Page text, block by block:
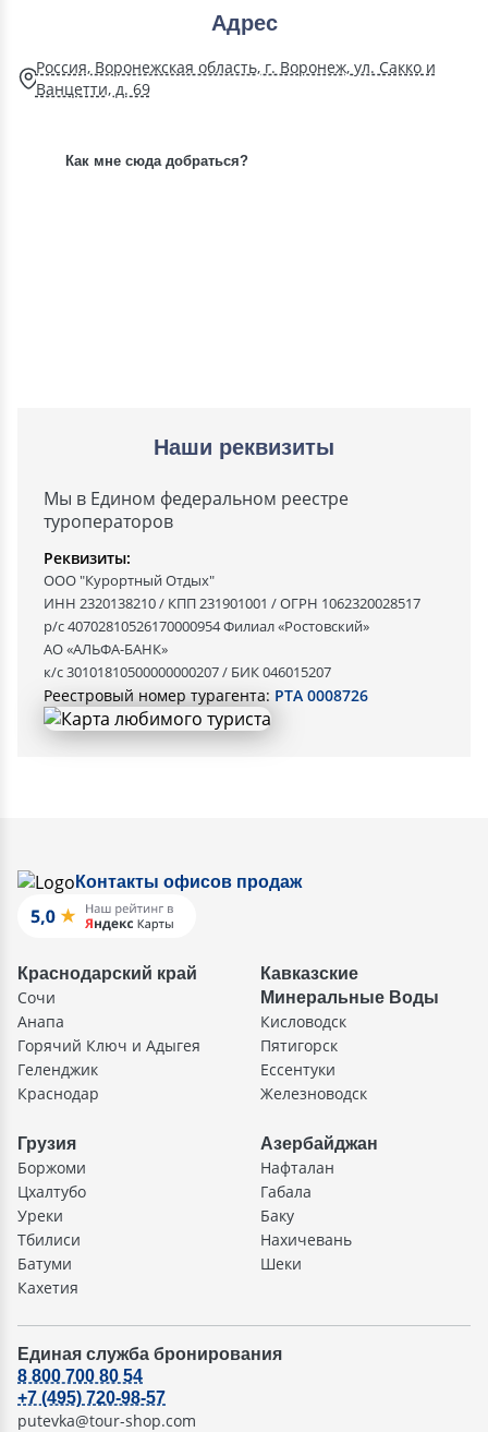
Адрес
Россия, Воронежская область, г. Воронеж, ул. Сакко и
Ванцетти, д. 69
Как мне сюда добраться?
Наши реквизиты
Мы в Едином федеральном реестре
туроператоров
Реквизиты:
ООО "Курортный Отдых"
ИНН 2320138210 / КПП 231901001 / ОГРН 1062320028517
р/с 40702810526170000954 Филиал «Ростовский»
АО «АЛЬФА-БАНК»
к/с 30101810500000000207 / БИК 046015207
Реестровый номер турагента: РТА 0008726
Контакты офисов продаж
Краснодарский край
Сочи
Анапа
Горячий Ключ и Адыгея
Геленджик
Краснодар
Кавказские
Минеральные Воды
Кисловодск
Пятигорск
Ессентуки
Железноводск
Грузия
Боржоми
Цхалтубо
Уреки
Тбилиси
Батуми
Кахетия
Азербайджан
Нафталан
Габала
Баку
Нахичевань
Шеки
Единая служба бронирования
8 800 700 80 54
+7 (495) 720-98-57
putevka@tour-shop.com